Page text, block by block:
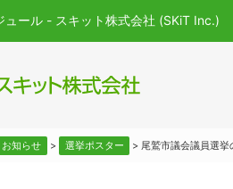
ュール - スキット株式会社 (SKiT Inc.)
お知らせ > 選挙ポスター > 尾鷲市議会議員選